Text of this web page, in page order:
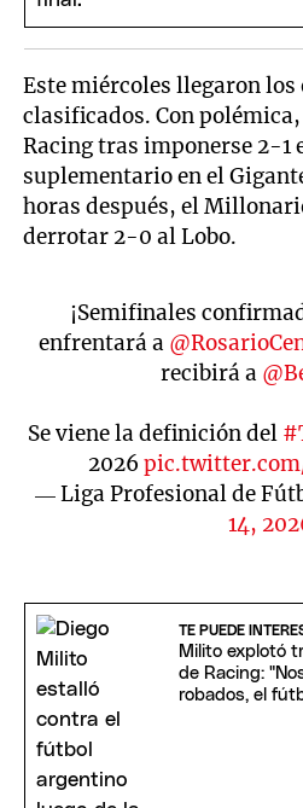
Este miércoles llegaron los
clasificados. Con
Racing tras imponerse 2-1
suplementario en el
horas después, el
derrotar 2-0 al Lobo.
¡Semifinales
enfrentará a
recibirá a
Se viene la definición del
2026
— Liga Profesional de
14,
TE PUEDE
Milito explotó
de Racing:
robados, el